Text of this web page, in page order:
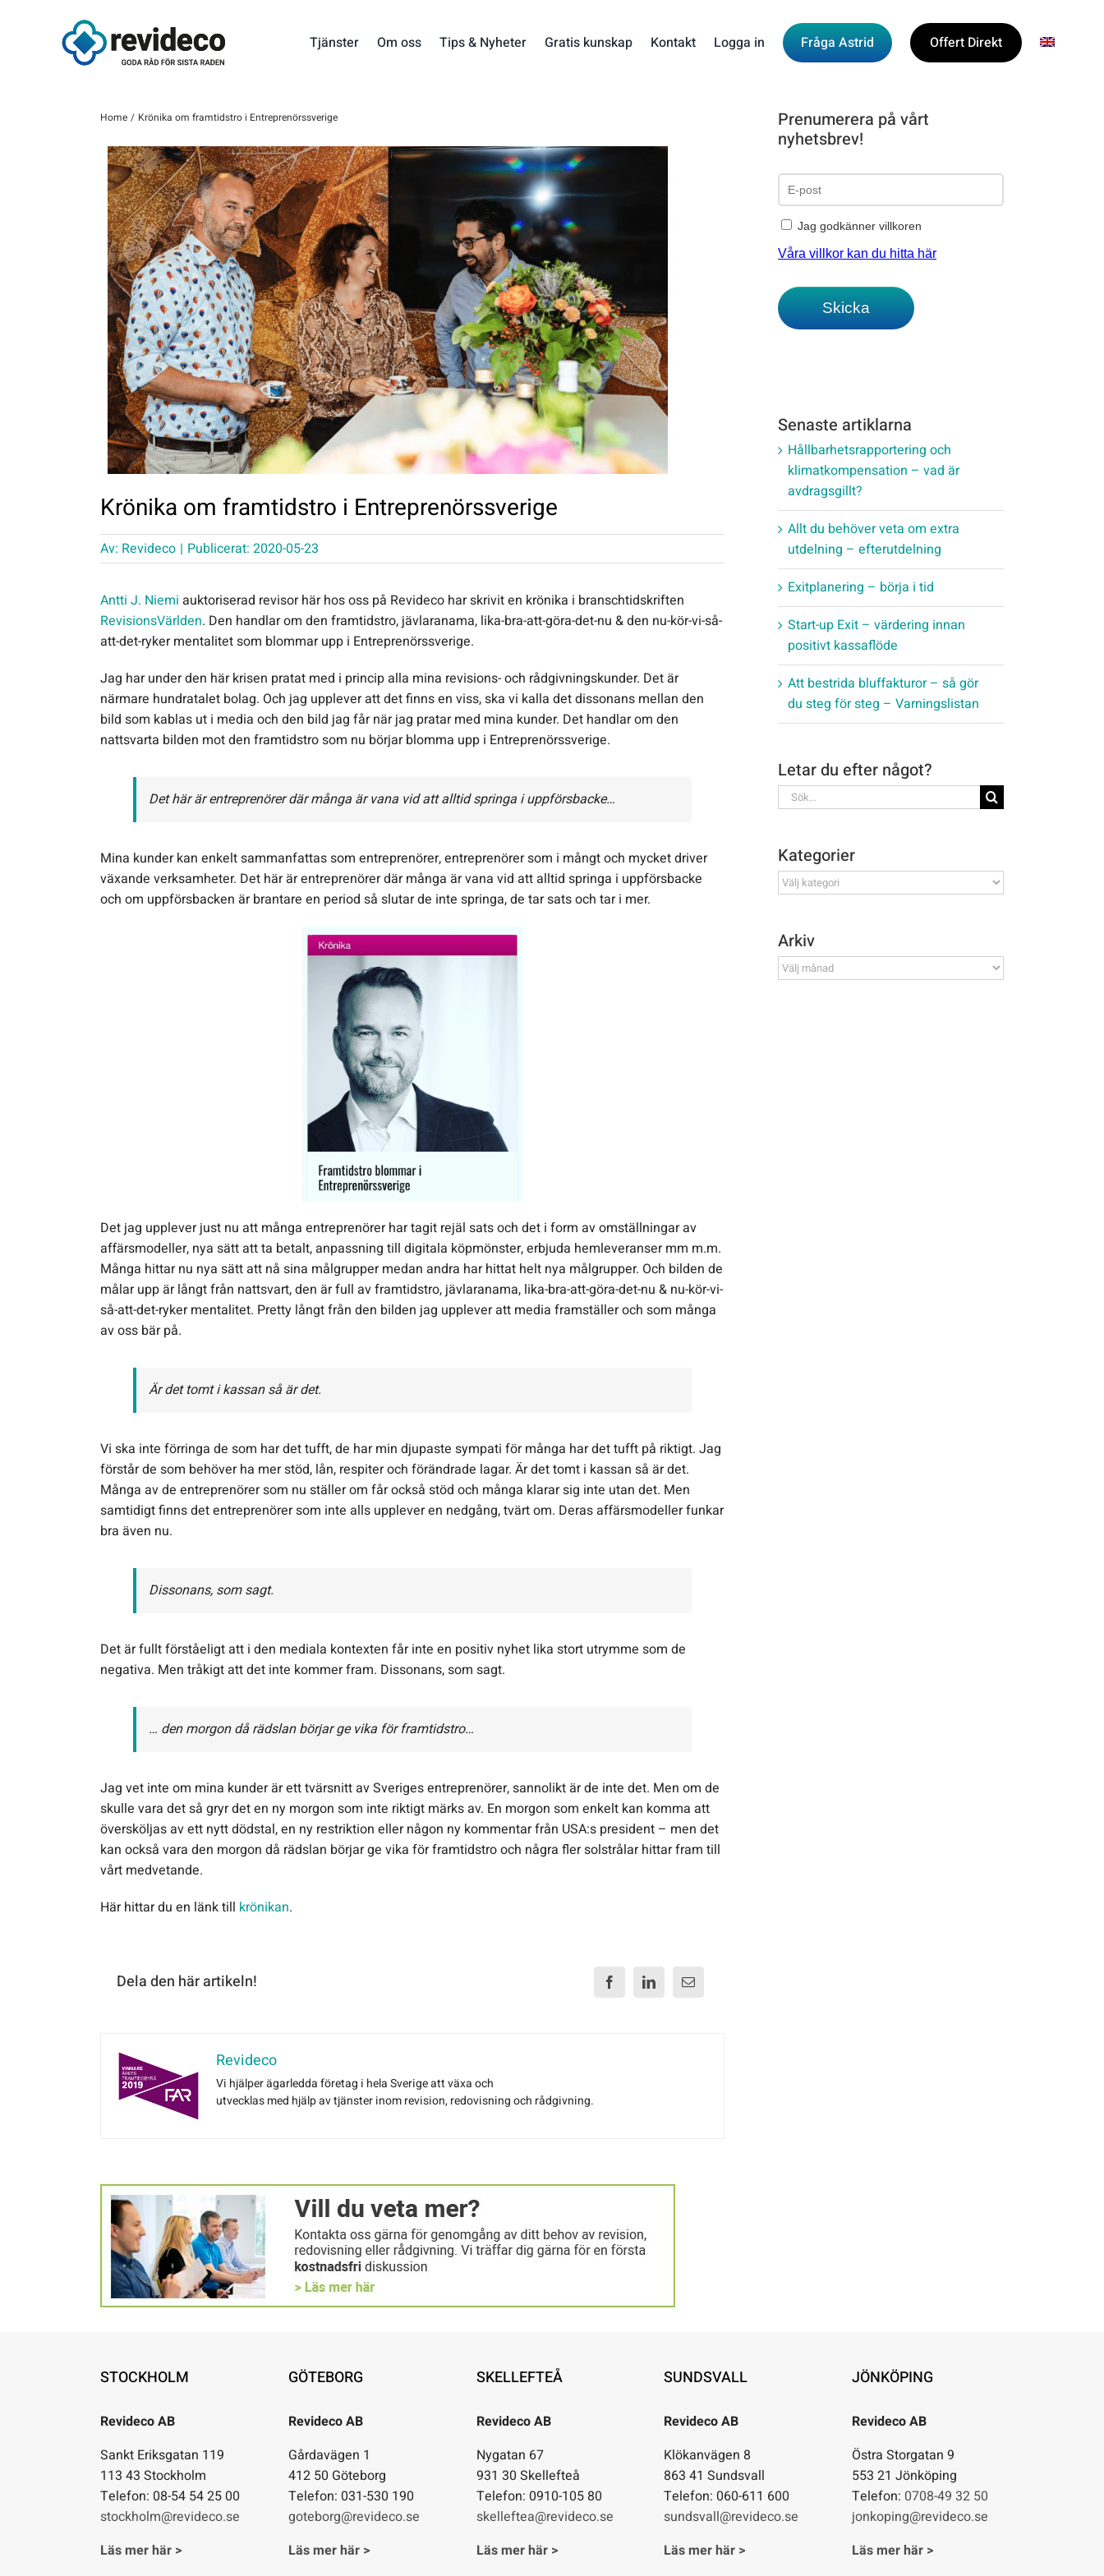
Tjänster Om oss Tips & Nyheter Gratis kunskap Kontakt Fråga Astrid Offert Direkt
Logga in
Home Krönika om framtidstro i Entreprenörssverige
Krönika om framtidstro i Entreprenörssverige
Av: Revideco | Publicerat: 2020-05-23
Antti J. Niemi auktoriserad revisor här hos oss på Revideco har skrivit en krönika i branschtidskriften
RevisionsVärlden. Den handlar om den framtidstro, jävlaranama, lika-bra-att-göra-det-nu & den nu-kör-vi-så-
att-det-ryker mentalitet som blommar upp i Entreprenörssverige.
Jag har under den här krisen pratat med i princip alla mina revisions- och rådgivningskunder. Det är
närmare hundratalet bolag. Och jag upplever att det finns en viss, ska vi kalla det dissonans mellan den
bild som kablas ut i media och den bild jag får när jag pratar med mina kunder. Det handlar om den
nattsvarta bilden mot den framtidstro som nu börjar blomma upp i Entreprenörssverige.
Det här är entreprenörer där många är vana vid att alltid springa i uppförsbacke…
Mina kunder kan enkelt sammanfattas som entreprenörer, entreprenörer som i mångt och mycket driver
växande verksamheter. Det här är entreprenörer där många är vana vid att alltid springa i uppförsbacke
och om uppförsbacken är brantare en period så slutar de inte springa, de tar sats och tar i mer.
Det jag upplever just nu att många entreprenörer har tagit rejäl sats och det i form av omställningar av
affärsmodeller, nya sätt att ta betalt, anpassning till digitala köpmönster, erbjuda hemleveranser mm m.m.
Många hittar nu nya sätt att nå sina målgrupper medan andra har hittat helt nya målgrupper. Och bilden de
målar upp är långt från nattsvart, den är full av framtidstro, jävlaranama, lika-bra-att-göra-det-nu & nu-kör-vi-
så-att-det-ryker mentalitet. Pretty långt från den bilden jag upplever att media framställer och som många
av oss bär på.
Är det tomt i kassan så är det.
Vi ska inte förringa de som har det tufft, de har min djupaste sympati för många har det tufft på riktigt. Jag
förstår de som behöver ha mer stöd, lån, respiter och förändrade lagar. Är det tomt i kassan så är det.
Många av de entreprenörer som nu ställer om får också stöd och många klarar sig inte utan det. Men
samtidigt finns det entreprenörer som inte alls upplever en nedgång, tvärt om. Deras affärsmodeller funkar
bra även nu.
Dissonans, som sagt.
Det är fullt förståeligt att i den mediala kontexten får inte en positiv nyhet lika stort utrymme som de
negativa. Men tråkigt att det inte kommer fram. Dissonans, som sagt.
… den morgon då rädslan börjar ge vika för framtidstro…
Jag vet inte om mina kunder är ett tvärsnitt av Sveriges entreprenörer, sannolikt är de inte det. Men om de
skulle vara det så gryr det en ny morgon som inte riktigt märks av. En morgon som enkelt kan komma att
översköljas av ett nytt dödstal, en ny restriktion eller någon ny kommentar från USA:s president – men det
kan också vara den morgon då rädslan börjar ge vika för framtidstro och några fler solstrålar hittar fram till
vårt medvetande.
Här hittar du en länk till krönikan.
Dela den här artikeln!
Revideco
Vi hjälper ägarledda företag i hela Sverige att växa och
utvecklas med hjälp av tjänster inom revision, redovisning och rådgivning.
Prenumerera på vårt
nyhetsbrev!
Senaste artiklarna
Hållbarhetsrapportering och
klimatkompensation – vad är
avdragsgillt?
Allt du behöver veta om extra
utdelning – efterutdelning
Exitplanering – börja i tid
Start-up Exit – värdering innan
positivt kassaflöde
Att bestrida bluffakturor – så gör
du steg för steg – Varningslistan
Letar du efter något?
Sök
efter:
Kategorier
Kategorier
Arkiv
Arkiv
STOCKHOLM
Revideco AB
Sankt Eriksgatan 119
113 43 Stockholm
Telefon: 08-54 54 25 00
stockholm@revideco.se
Läs mer här >
GÖTEBORG
Revideco AB
Gårdavägen 1
412 50 Göteborg
Telefon: 031-530 190
goteborg@revideco.se
Läs mer här >
SKELLEFTEÅ
Revideco AB
Nygatan 67
931 30 Skellefteå
Telefon: 0910-105 80
skelleftea@revideco.se
Läs mer här >
SUNDSVALL
Revideco AB
Klökanvägen 8
863 41 Sundsvall
Telefon: 060-611 600
sundsvall@revideco.se
Läs mer här >
JÖNKÖPING
Revideco AB
Östra Storgatan 9
553 21 Jönköping
Telefon: 0708-49 32 50
jonkoping@revideco.se
Läs mer här >